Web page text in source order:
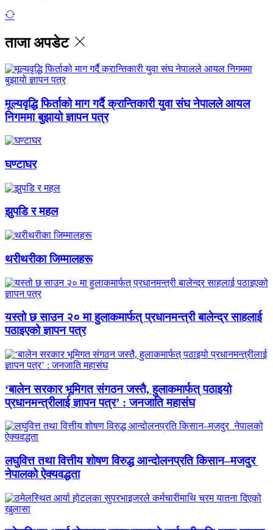
ताजा अपडेट
मूल्यवृद्धि फिर्ताको माग गर्दै क्रान्तिकारी युवा संघ नेपालले आयल
निगममा बुझायो ज्ञापन पत्र
घण्टाघर
झुपडि र महल
थरीथरीका जिम्मालहरू
यस्तो छ साउन २० मा हुलाकमार्फत् प्रधानमन्त्री बालेन्द्र साहलाई
पठाइएको ज्ञापन पत्र
‘बालेन सरकार भूमिगत संगठन जस्तै, हुलाकमार्फत् पठाइयो
प्रधानमन्त्रीलाई ज्ञापन पत्र’ : जनजाति महासंघ
लघुवित्त तथा वित्तीय शोषण विरुद्ध आन्दोलनप्रति किसान–मजदुर
नेपालको ऐक्यवद्धता